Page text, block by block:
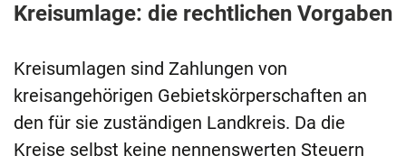
Kreisumlage: die rechtlichen Vorgaben
Kreisumlagen sind Zahlungen von
kreisangehörigen Gebietskörperschaften an
den für sie zuständigen Landkreis. Da die
Kreise selbst keine nennenswerten Steuern